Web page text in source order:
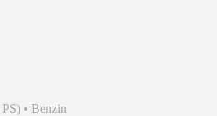
PS) • Benzin